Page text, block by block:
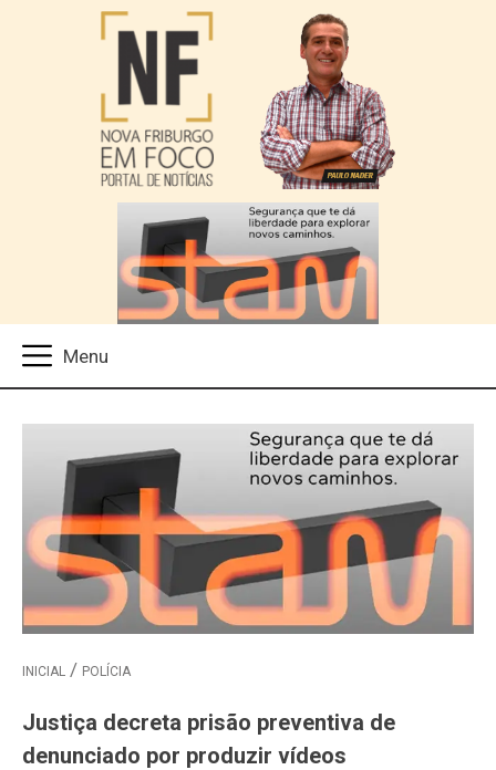
INICIAL POLÍCIA
Justiça decreta prisão preventiva de
denunciado por produzir vídeos